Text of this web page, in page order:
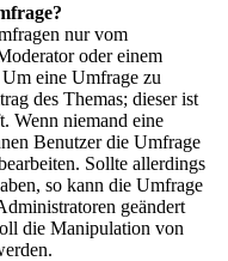
nur vom
oder einem
eine Umfrage zu
des Themas; dieser ist
Wenn niemand eine
Benutzer die Umfrage
Sollte allerdings
so kann die Umfrage
geändert
die Manipulation von